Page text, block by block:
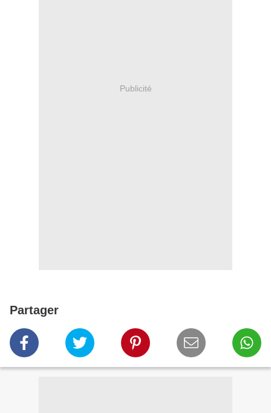
Publicité
Partager